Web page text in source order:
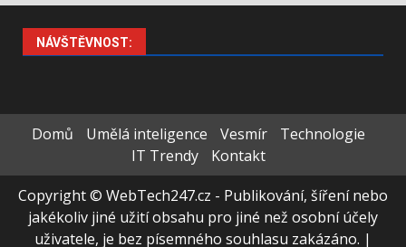
NÁVŠTĚVNOST:
Domů Umělá inteligence Vesmír
Technologie
IT Trendy
Kontakt
Copyright © WebTech247.cz - Publikování, šíření nebo
jakékoliv jiné užití obsahu pro jiné než osobní účely
uživatele, je bez písemného souhlasu zakázáno. |